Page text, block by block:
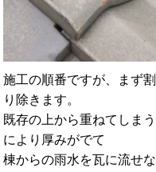
施工の順番ですが、まず
り除きます。
既存の上から重ねてしま
により厚みがでて
棟からの雨水を瓦に流せ